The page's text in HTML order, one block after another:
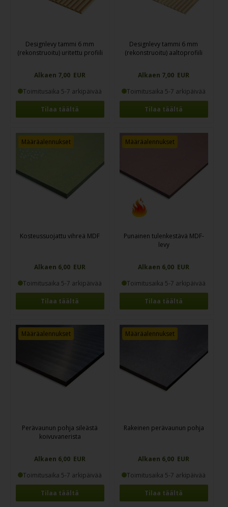
Designlevy tammi 6 mm
(rekonstruoitu) uritettu profiili
Alkaen 7,00 EUR
Toimitusaika 5-7 arkipäivää
Tilaa täältä
Designlevy tammi 6 mm
(rekonstruoitu) aaltoprofiili
Alkaen 7,00 EUR
Toimitusaika 5-7 arkipäivää
Tilaa täältä
Määräalennukset
Kosteussuojattu vihreä MDF
Alkaen 6,00 EUR
Toimitusaika 5-7 arkipäivää
Tilaa täältä
Määräalennukset
Punainen tulenkestävä MDF-
levy
Alkaen 6,00 EUR
Toimitusaika 5-7 arkipäivää
Tilaa täältä
Määräalennukset
Perävaunun pohja sileästä
koivuvanerista
Alkaen 6,00 EUR
Toimitusaika 5-7 arkipäivää
Tilaa täältä
Määräalennukset
Rakeinen perävaunun pohja
Alkaen 6,00 EUR
Toimitusaika 5-7 arkipäivää
Tilaa täältä